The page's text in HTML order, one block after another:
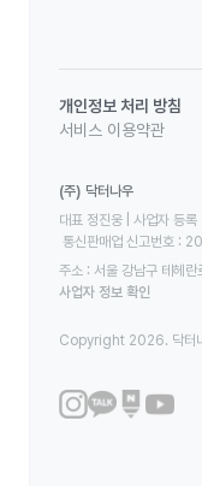
개인정보 처리 방침
서비스 이용약관
(주) 닥터나우
대표 정진웅 | 사업자
통신판매업 신고번호
주소 : 서울 강남구 테헤
사업자 정보 확인
Copyright 2026. 닥터